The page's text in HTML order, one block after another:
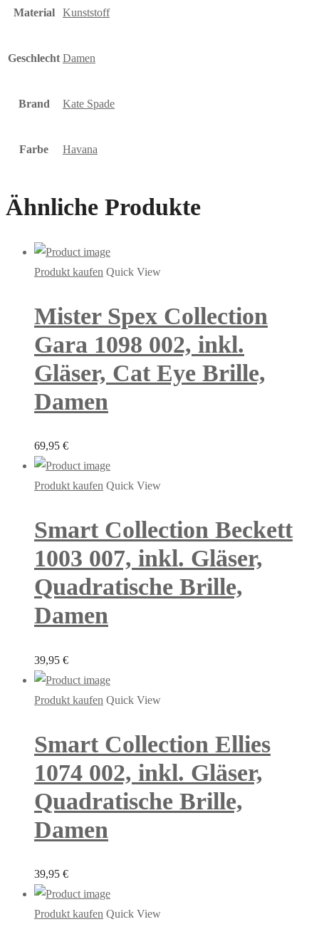
Material Kunststoff
Geschlecht Damen
Brand Kate Spade
Farbe Havana
Ähnliche Produkte
Produkt kaufen Quick View
Mister Spex Collection
Gara 1098 002, inkl.
Gläser, Cat Eye Brille,
Damen
69,95 €
Produkt kaufen Quick View
Smart Collection Beckett
1003 007, inkl. Gläser,
Quadratische Brille,
Damen
39,95 €
Produkt kaufen Quick View
Smart Collection Ellies
1074 002, inkl. Gläser,
Quadratische Brille,
Damen
39,95 €
Produkt kaufen Quick View